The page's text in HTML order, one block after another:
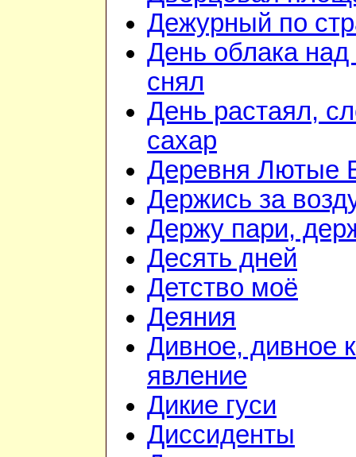
Дежурный по
День облака
снял
День растаял,
сахар
Деревня Лютые
Держись за
Держу пари,
Десять дней
Детство моё
Деяния
Дивное, дивное
явление
Дикие гуси
Диссиденты